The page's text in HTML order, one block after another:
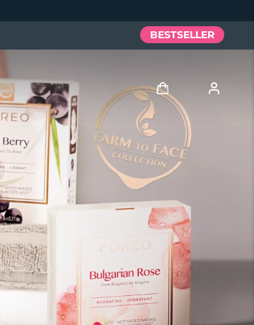
BESTSELLER
Profilo utente
I miei dispositivi
I miei ordini
I miei indirizzi
I miei abbonamenti